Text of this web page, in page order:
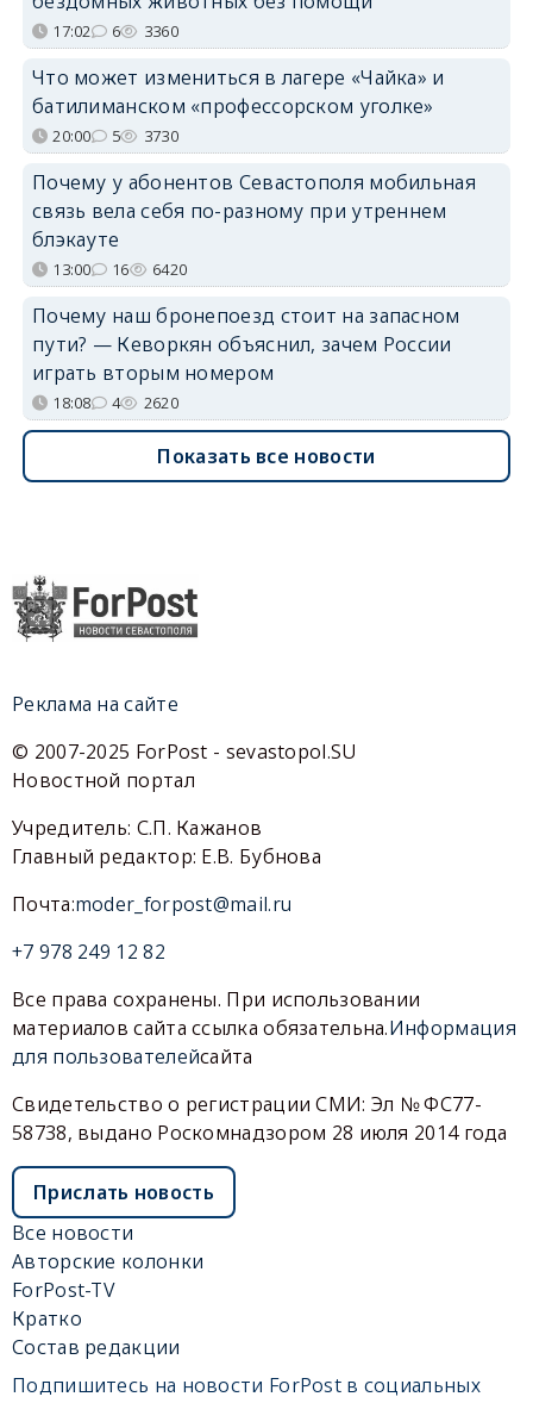
17:02 6 3360
Что может измениться в лагере «Чайка» и
батилиманском «профессорском уголке»
20:00 5 3730
Почему у абонентов Севастополя мобильная
связь вела себя по-разному при утреннем
блэкауте
13:00 16 6420
Почему наш бронепоезд стоит на запасном
пути? — Кеворкян объяснил, зачем России
играть вторым номером
18:08 4 2620
Показать все новости
Реклама на сайте
© 2007-2025 ForPost - sevastopol.SU
Новостной портал
Учредитель: С.П. Кажанов
Главный редактор: Е.В. Бубнова
Почта:moder_forpost@mail.ru
+7 978 249 12 82
Все права сохранены. При использовании
материалов сайта ссылка обязательна.Информация
для пользователейсайта
Свидетельство о регистрации СМИ: Эл № ФС77-
58738, выдано Роскомнадзором 28 июля 2014 года
Прислать новость
Все новости
Авторские колонки
ForPost-TV
Кратко
Состав редакции
Подпишитесь на новости ForPost в социальных